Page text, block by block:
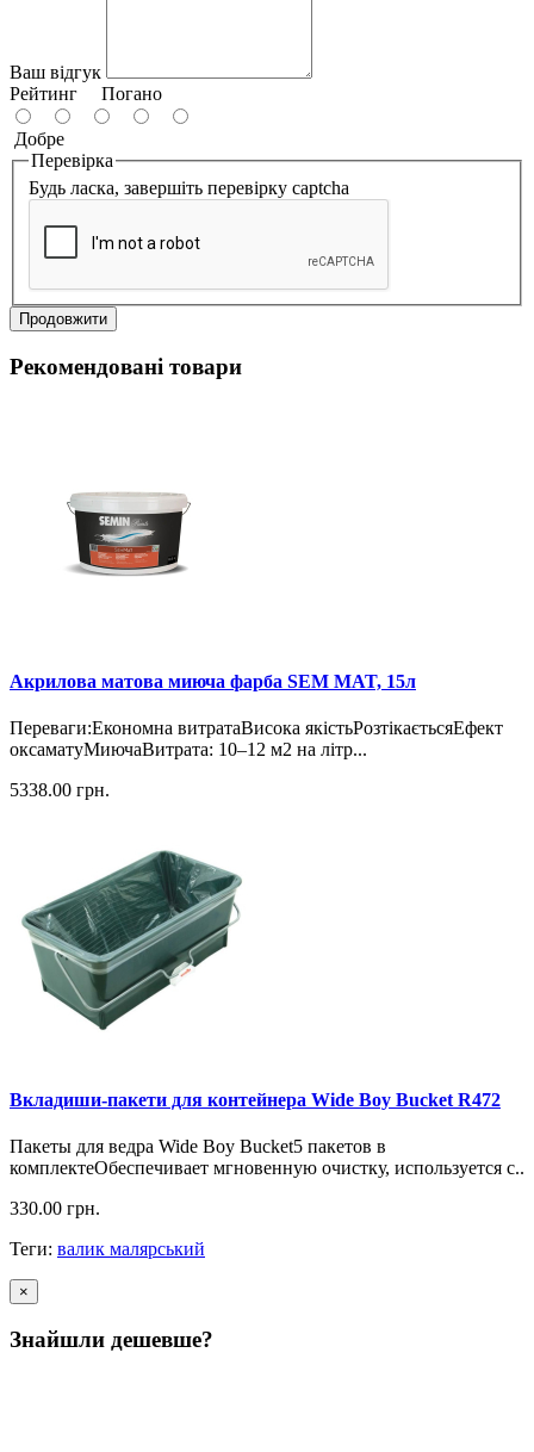
Ваш відгук
Рейтинг Погано
Добре
Перевірка
Будь ласка, завершіть перевірку captcha
Продовжити
Рекомендовані товари
Акрилова матова миюча фарба SEM MAT, 15л
Переваги:Економна витратаВисока якістьРозтікаєтьсяЕфект
оксаматуМиючаВитрата: 10–12 м2 на літр...
5338.00 грн.
Вкладиши-пакети для контейнера Wide Boy Bucket R472
Пакеты для ведра Wide Boy Bucket5 пакетов в
комплектеОбеспечивает мгновенную очистку, используется с..
330.00 грн.
Теги: валик малярський
×
Знайшли дешевше?